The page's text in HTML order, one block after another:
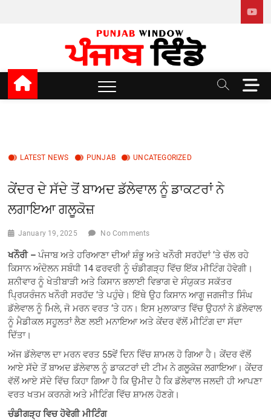
Punjab window
M
e
LATEST NEWS PUNJAB UNCATEGORIZED
ਕੇਂਦਰ ਦੇ ਸੱਦੇ ਤੋਂ ਬਾਅਦ ਡੱਲੇਵਾਲ ਨੂੰ ਡਾਕਟਰਾਂ ਨੇ
ਲਗਾਇਆ ਗਲੂਕੋਜ਼
January 19, 2025 No Comments
ਖਨੌਰੀ –ਪੰਜਾਬ ਅਤੇ ਹਰਿਆਣਾ ਦੀਆਂ ਸ਼ੰਭੂ ਅਤੇ ਖਨੌਰੀ ਸਰਹੱਦਾਂ ‘ਤੇ ਚੱਲ ਰਹੇ
ਕਿਸਾਨ ਅੰਦੋਲਨ ਸਬੰਧੀ 14 ਫਰਵਰੀ ਨੂੰ ਚੰਡੀਗੜ੍ਹ ਵਿੱਚ ਇੱਕ ਮੀਟਿੰਗ ਹੋਵੇਗੀ।
ਸ਼ਨੀਵਾਰ ਨੂੰ ਖੇਤੀਬਾੜੀ ਅਤੇ ਕਿਸਾਨ ਭਲਾਈ ਵਿਭਾਗ ਦੇ ਸੰਯੁਕਤ ਸਕੱਤਰ
ਪ੍ਰਿਯਰੰਜਨ ਖਨੌਰੀ ਸਰਹੱਦ ‘ਤੇ ਪਹੁੰਚੇ। ਇੱਥੇ ਉਹ ਕਿਸਾਨ ਆਗੂ ਜਗਜੀਤ ਸਿੰਘ
ਡੱਲੇਵਾਲ ਨੂੰ ਮਿਲੇ, ਜੋ ਮਰਨ ਵਰਤ ‘ਤੇ ਹਨ। ਇਸ ਮੁਲਾਕਾਤ ਵਿੱਚ ਉਹਨਾਂ ਨੇ ਡੱਲੇਵਾਲ
ਨੂੰ ਮੈਡੀਕਲ ਸਹੂਲਤਾਂ ਲੈਣ ਲਈ ਮਨਾਇਆ ਅਤੇ ਕੇਂਦਰ ਵੱਲੋਂ ਮੀਟਿੰਗ ਦਾ ਸੱਦਾ
ਦਿੱਤਾ।
ਅੱਜ ਡੱਲੇਵਾਲ ਦਾ ਮਰਨ ਵਰਤ 55ਵੇਂ ਦਿਨ ਵਿੱਚ ਸ਼ਾਮਲ ਹੋ ਗਿਆ ਹੈ। ਕੇਂਦਰ ਵੱਲੋਂ
ਆਏ ਸੱਦੇ ਤੋਂ ਬਾਅਦ ਡੱਲੇਵਾਲ ਨੂੰ ਡਾਕਟਰਾਂ ਦੀ ਟੀਮ ਨੇ ਗਲੂਕੋਜ਼ ਲਗਾਇਆ। ਕੇਂਦਰ
ਵੱਲੋਂ ਆਏ ਸੱਦੇ ਵਿੱਚ ਕਿਹਾ ਗਿਆ ਹੈ ਕਿ ਉਮੀਦ ਹੈ ਕਿ ਡੱਲੇਵਾਲ ਜਲਦੀ ਹੀ ਆਪਣਾ
ਵਰਤ ਖਤਮ ਕਰਨਗੇ ਅਤੇ ਮੀਟਿੰਗ ਵਿੱਚ ਸ਼ਾਮਲ ਹੋਣਗੇ।
ਚੰਡੀਗੜ੍ਹ ਵਿਚ ਹੋਵੇਗੀ ਮੀਟਿੰਗ